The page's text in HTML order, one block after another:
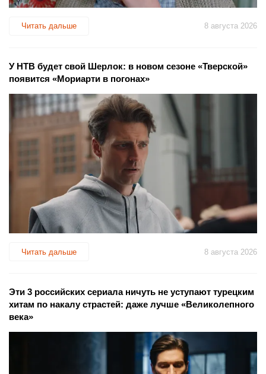
Читать дальше 8 августа 2026
У НТВ будет свой Шерлок: в новом сезоне «Тверской»
появится «Мориарти в погонах»
Читать дальше 8 августа 2026
Эти 3 российских сериала ничуть не уступают турецким
хитам по накалу страстей: даже лучше «Великолепного
века»